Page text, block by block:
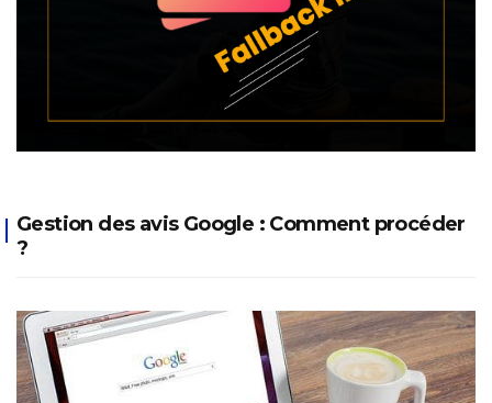
Gestion des avis Google : Comment procéder
?